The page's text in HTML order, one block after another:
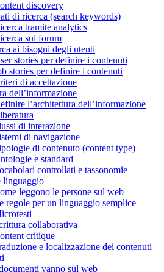
discovery
di ricerca (search keywords)
tramite analytics
sui forum
ai bisogni degli utenti
stories per definire i contenuti
stories per definire i contenuti
di accettazione
dell’informazione
l’architettura dell’informazione
di interazione
di navigazione
di contenuto (content type)
e standard
controllati e tassonomie
linguaggio
leggono le persone sul web
regole per un linguaggio semplice
collaborativa
critique
e localizzazione dei contenuti
vanno sul web